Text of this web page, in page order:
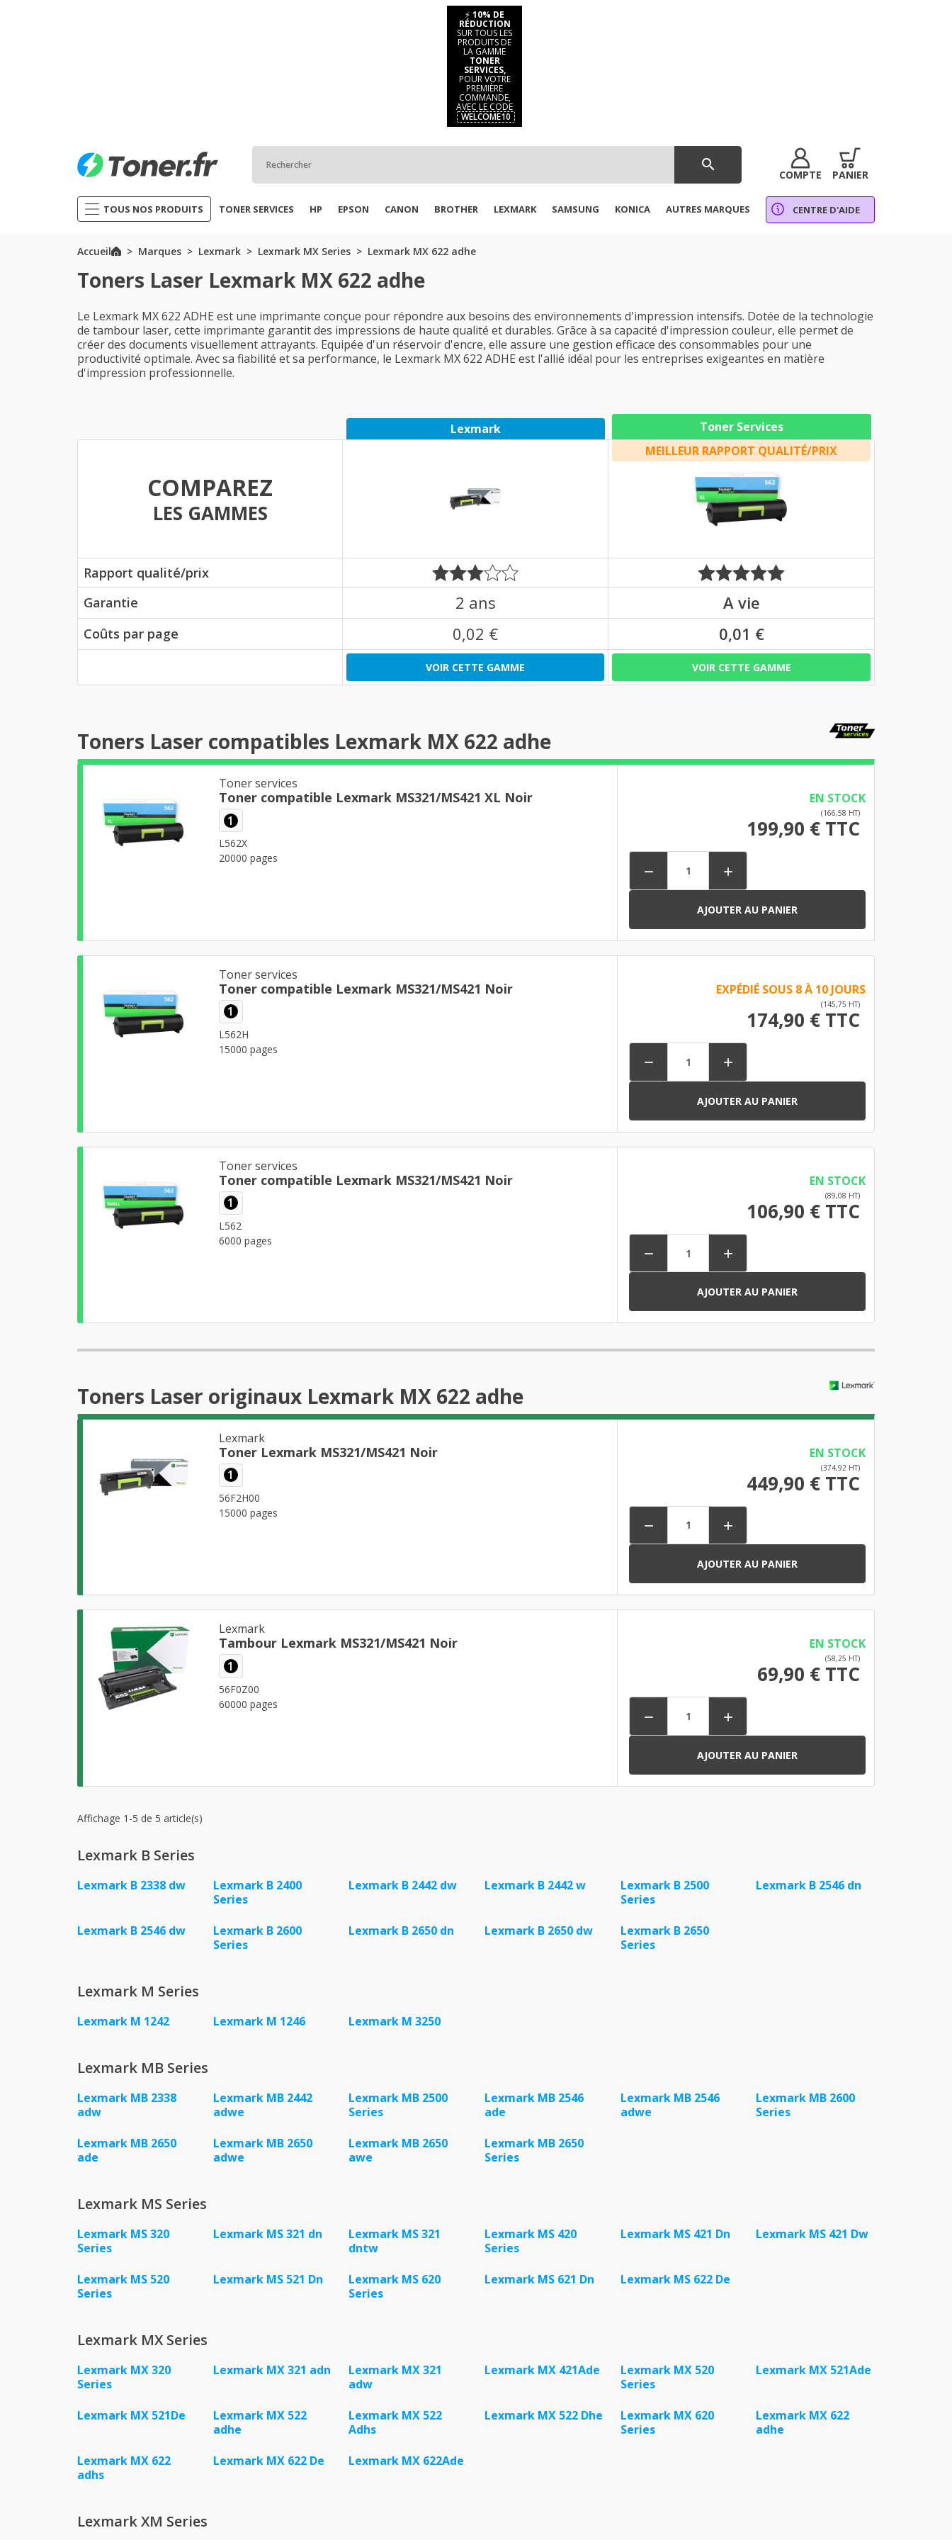
⚡ 10% DE
RÉDUCTION
SUR TOUS LES
PRODUITS DE
LA GAMME
TONER
SERVICES,
POUR VOTRE
PREMIÈRE
COMMANDE,
AVEC LE CODE
WELCOME10
search
COMPTE PANIER
TOUS NOS PRODUITS TONER SERVICES HP EPSON CANON BROTHER LEXMARK SAMSUNG KONICA AUTRES MARQUES CENTRE D'AIDE
Accueil Marques Lexmark Lexmark MX Series Lexmark MX 622 adhe
Toners Laser Lexmark MX 622 adhe
Le Lexmark MX 622 ADHE est une imprimante conçue pour répondre aux besoins des environnements d'impression intensifs. Dotée de la technologie
de tambour laser, cette imprimante garantit des impressions de haute qualité et durables. Grâce à sa capacité d'impression couleur, elle permet de
créer des documents visuellement attrayants. Equipée d'un réservoir d'encre, elle assure une gestion efficace des consommables pour une
productivité optimale. Avec sa fiabilité et sa performance, le Lexmark MX 622 ADHE est l'allié idéal pour les entreprises exigeantes en matière
d'impression professionnelle.
Lexmark Toner Services
COMPAREZ
LES GAMMES
MEILLEUR RAPPORT QUALITÉ/PRIX
Rapport qualité/prix
Garantie
2 ans A vie
Coûts par page 0,02 € 0,01 €
VOIR CETTE GAMME VOIR CETTE GAMME
Toners Laser compatibles Lexmark MX 622 adhe
Toner services
Toner compatible Lexmark MS321/MS421 XL Noir
1
L562X
20000 pages
EN STOCK
(166,58 HT)
199,90 € TTC
 
AJOUTER AU PANIER
Toner services
Toner compatible Lexmark MS321/MS421 Noir
1
L562H
15000 pages
EXPÉDIÉ SOUS 8 À 10 JOURS
(145,75 HT)
174,90 € TTC
 
AJOUTER AU PANIER
Toner services
Toner compatible Lexmark MS321/MS421 Noir
1
L562
6000 pages
EN STOCK
(89,08 HT)
106,90 € TTC
 
AJOUTER AU PANIER
Toners Laser originaux Lexmark MX 622 adhe
Lexmark
Toner Lexmark MS321/MS421 Noir
1
56F2H00
15000 pages
EN STOCK
(374,92 HT)
449,90 € TTC
 
AJOUTER AU PANIER
Lexmark
Tambour Lexmark MS321/MS421 Noir
1
56F0Z00
60000 pages
EN STOCK
(58,25 HT)
69,90 € TTC
 
AJOUTER AU PANIER
Affichage 1-5 de 5 article(s)
Lexmark B Series
Lexmark B 2338 dw
Lexmark B 2400
Series
Lexmark B 2442 dw Lexmark B 2442 w
Lexmark B 2500
Series
Lexmark B 2546 dn
Lexmark B 2546 dw
Lexmark B 2600
Series
Lexmark B 2650 dn Lexmark B 2650 dw
Lexmark B 2650
Series
Lexmark M Series
Lexmark M 1242 Lexmark M 1246 Lexmark M 3250
Lexmark MB Series
Lexmark MB 2338
adw
Lexmark MB 2442
adwe
Lexmark MB 2500
Series
Lexmark MB 2546
ade
Lexmark MB 2546
adwe
Lexmark MB 2600
Series
Lexmark MB 2650
ade
Lexmark MB 2650
adwe
Lexmark MB 2650
awe
Lexmark MB 2650
Series
Lexmark MS Series
Lexmark MS 320
Series
Lexmark MS 321 dn
Lexmark MS 321
dntw
Lexmark MS 420
Series
Lexmark MS 421 Dn Lexmark MS 421 Dw
Lexmark MS 520
Series
Lexmark MS 521 Dn
Lexmark MS 620
Series
Lexmark MS 621 Dn Lexmark MS 622 De
Lexmark MX Series
Lexmark MX 320
Series
Lexmark MX 321 adn
Lexmark MX 321
adw
Lexmark MX 421Ade
Lexmark MX 520
Series
Lexmark MX 521Ade
Lexmark MX 521De
Lexmark MX 522
adhe
Lexmark MX 522
Adhs
Lexmark MX 522 Dhe
Lexmark MX 620
Series
Lexmark MX 622
adhe
Lexmark MX 622
adhs
Lexmark MX 622 De Lexmark MX 622Ade
Lexmark XM Series